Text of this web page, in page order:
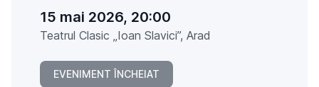
15 mai 2026, 20:00
Teatrul Clasic „Ioan Slavici”, Arad
EVENIMENT ÎNCHEIAT